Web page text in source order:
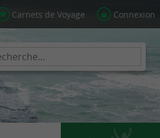
Carnets de Voyage Connexion